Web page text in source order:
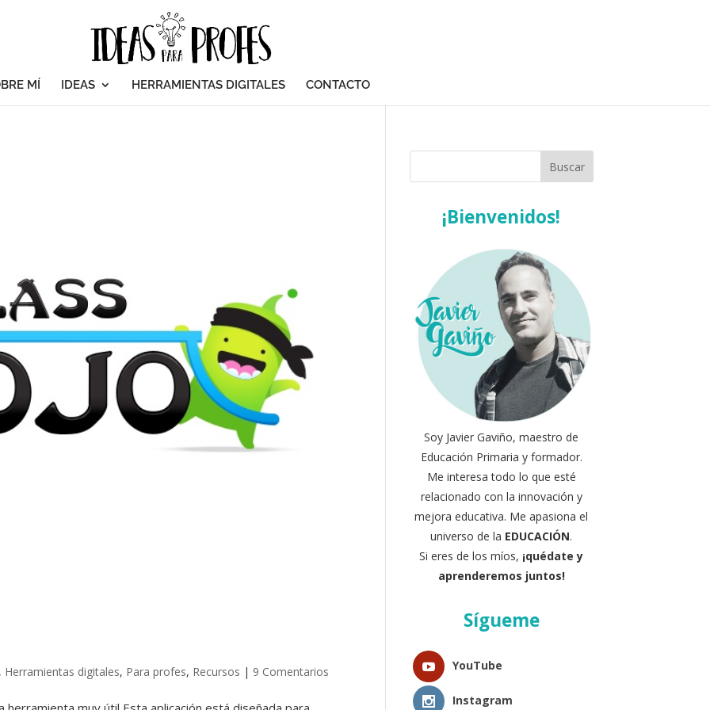
MÍ IDEAS HERRAMIENTAS DIGITALES CONTACTO
Herramientas digitales, Para profes, Recursos | 9 Comentarios
¡Bienvenidos!
Soy Javier Gaviño, maestro de
Educación Primaria y formador.
Me interesa todo lo que esté
relacionado con la innovación y
mejora educativa. Me apasiona el
universo de la EDUCACIÓN.
Si eres de los míos, ¡quédate y
aprenderemos juntos!
Sígueme
YouTube
Instagram